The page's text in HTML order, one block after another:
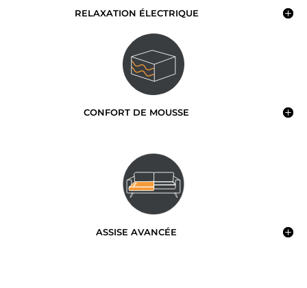
RELAXATION ÉLECTRIQUE
CONFORT DE MOUSSE
ASSISE AVANCÉE